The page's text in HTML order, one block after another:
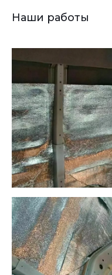
Наши работы